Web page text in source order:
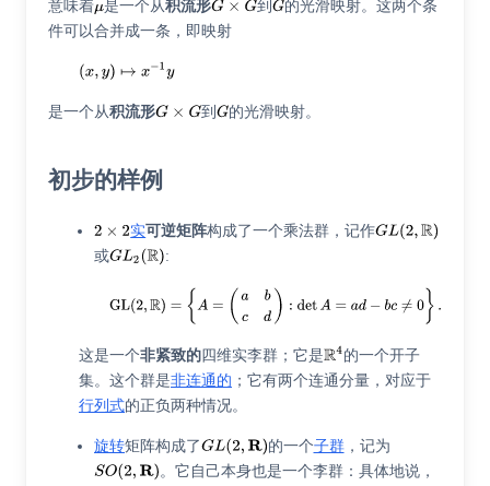
意味着 是一个从积流形 到
的光滑映射。这两个条
件可以合并成一条，即映射
是一个从积流形 到 的光滑映射。
初步的样例
实可逆矩阵构成了一个乘法群，记作
或
:
这是一个非紧致的四维实李群；它是
的一个开子
集。这个群是非连通的 ；它有两个连通分量，对应于
行列式的正负两种情况。
旋转矩阵构成了 的一个子群，记为
。它自己本身也是一个李群：具体地说，